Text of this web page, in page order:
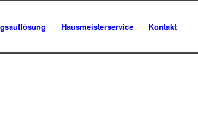
Hausmeisterservice Kontakt